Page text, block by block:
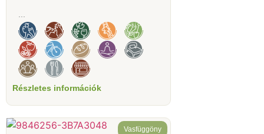
Részletes információk
Vasfüggöny